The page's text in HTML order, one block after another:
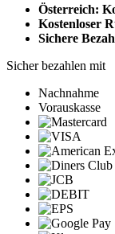
Österreich:
Kostenloser
Sichere
Sicher bezahlen mit
Nachnahme
Vorauskasse